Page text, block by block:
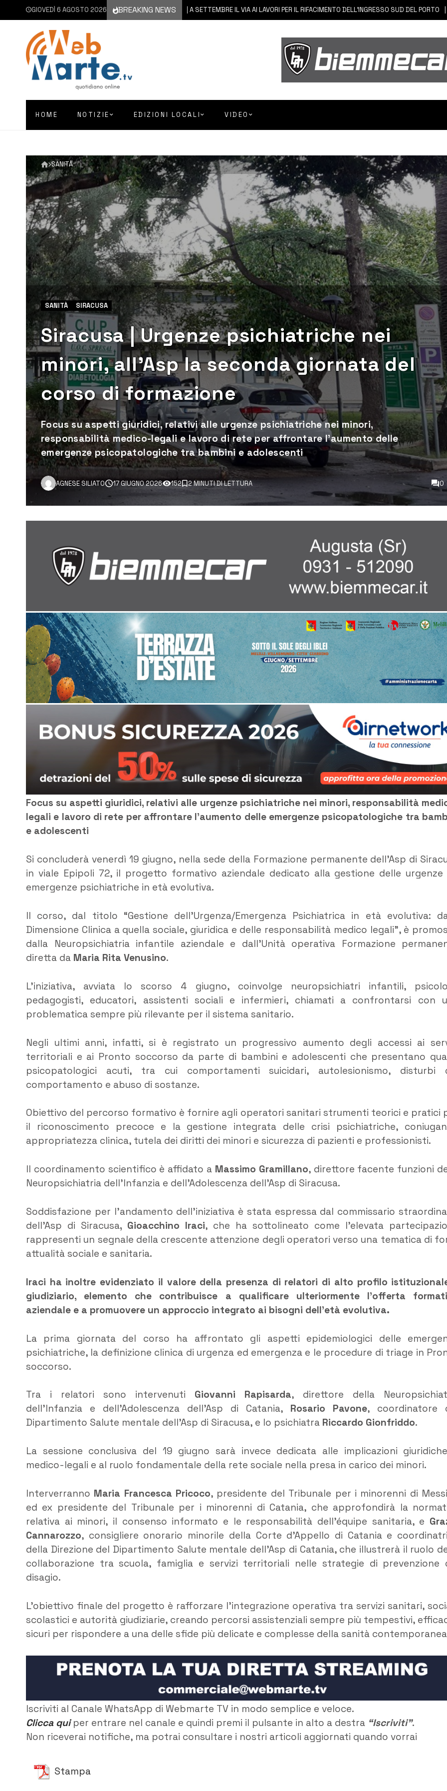
GIOVEDÌ 6 AGOSTO 2026 BREAKING NEWS
6 AGOSTO 2026 CATANIA | A SETTEMBRE IL VIA AI LAVORI PER IL RIFACIMENTO DELL’INGRESSO SUD DEL PORTO 6
HOME NOTIZIE EDIZIONI LOCALI VIDEO
SANITÀ
SANITÀ SIRACUSA
Siracusa | Urgenze psichiatriche nei
minori, all’Asp la seconda giornata del
corso di formazione
Focus su aspetti giuridici, relativi alle urgenze psichiatriche nei minori,
responsabilità medico-legali e lavoro di rete per affrontare l’aumento delle
emergenze psicopatologiche tra bambini e adolescenti
AGNESE SILIATO 17 GIUGNO 2026 152 2 MINUTI DI LETTURA 0
Focus su aspetti giuridici, relativi alle urgenze psichiatriche nei minori, responsabilità
legali e lavoro di rete per affrontare l’aumento delle emergenze psicopatologiche tra
e adolescenti
Si concluderà venerdì 19 giugno, nella sede della Formazione permanente dell’Asp di
in viale Epipoli 72, il progetto formativo aziendale dedicato alla gestione delle urgenze
emergenze psichiatriche in età evolutiva.
Il corso, dal titolo “Gestione dell’Urgenza/Emergenza Psichiatrica in età evolutiva:
Dimensione Clinica a quella sociale, giuridica e delle responsabilità medico legali”, è
dalla Neuropsichiatria infantile aziendale e dall’Unità operativa Formazione
diretta da Maria Rita Venusino.
L’iniziativa, avviata lo scorso 4 giugno, coinvolge neuropsichiatri infantili,
pedagogisti, educatori, assistenti sociali e infermieri, chiamati a confrontarsi con
problematica sempre più rilevante per il sistema sanitario.
Negli ultimi anni, infatti, si è registrato un progressivo aumento degli accessi ai
territoriali e ai Pronto soccorso da parte di bambini e adolescenti che presentano
psicopatologici acuti, tra cui comportamenti suicidari, autolesionismo, disturbi
comportamento e abuso di sostanze.
Obiettivo del percorso formativo è fornire agli operatori sanitari strumenti teorici e pratici
il riconoscimento precoce e la gestione integrata delle crisi psichiatriche,
appropriatezza clinica, tutela dei diritti dei minori e sicurezza di pazienti e professionisti.
Il coordinamento scientifico è affidato a Massimo Gramillano, direttore facente funzioni
Neuropsichiatria dell’Infanzia e dell’Adolescenza dell’Asp di Siracusa.
Soddisfazione per l’andamento dell’iniziativa è stata espressa dal commissario
dell’Asp di Siracusa, Gioacchino Iraci, che ha sottolineato come l’elevata
rappresenti un segnale della crescente attenzione degli operatori verso una tematica di
attualità sociale e sanitaria.
Iraci ha inoltre evidenziato il valore della presenza di relatori di alto profilo
giudiziario, elemento che contribuisce a qualificare ulteriormente l’offerta
aziendale e a promuovere un approccio integrato ai bisogni dell’età evolutiva.
La prima giornata del corso ha affrontato gli aspetti epidemiologici delle
psichiatriche, la definizione clinica di urgenza ed emergenza e le procedure di triage in
soccorso.
Tra i relatori sono intervenuti Giovanni Rapisarda, direttore della
dell’Infanzia e dell’Adolescenza dell’Asp di Catania, Rosario Pavone, coordinatore
Dipartimento Salute mentale dell’Asp di Siracusa, e lo psichiatra Riccardo Gionfriddo.
La sessione conclusiva del 19 giugno sarà invece dedicata alle implicazioni
medico-legali e al ruolo fondamentale della rete sociale nella presa in carico dei minori.
Interverranno Maria Francesca Pricoco, presidente del Tribunale per i minorenni di
ed ex presidente del Tribunale per i minorenni di Catania, che approfondirà la
relativa ai minori, il consenso informato e le responsabilità dell’équipe sanitaria, e
Cannarozzo, consigliere onorario minorile della Corte d’Appello di Catania e
della Direzione del Dipartimento Salute mentale dell’Asp di Catania, che illustrerà il ruolo
collaborazione tra scuola, famiglia e servizi territoriali nelle strategie di prevenzione
disagio.
L’obiettivo finale del progetto è rafforzare l’integrazione operativa tra servizi sanitari,
scolastici e autorità giudiziarie, creando percorsi assistenziali sempre più tempestivi,
sicuri per rispondere a una delle sfide più delicate e complesse della sanità
Iscriviti al Canale WhatsApp di Webmarte TV in modo semplice e veloce.
Clicca quiper entrare nel canale e quindi premi il pulsante in alto a destra “Iscriviti”.
Non riceverai notifiche, ma potrai consultare i nostri articoli aggiornati quando vorrai
Stampa